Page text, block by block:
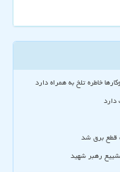
خاطره تلخ به همراه دارد
قطع برق شد